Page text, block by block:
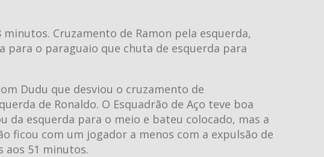
Cruzamento de Ramon pela esquerda,
para o paraguaio que chuta de esquerda para
Dudu que desviou o cruzamento de
de Ronaldo. O Esquadrão de Aço teve boa
da esquerda para o meio e bateu colocado, mas a
ficou com um jogador a menos com a expulsão de
aos 51 minutos.